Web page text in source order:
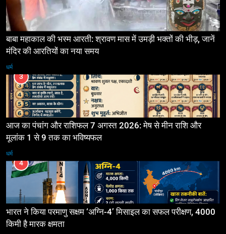
बाबा महाकाल की भस्म आरती: श्रावण मास में उमड़ी भक्तों की भीड़, जानें
मंदिर की आरतियों का नया समय
धर्म
3
आज का पंचांग और राशिफल 7 अगस्त 2026: मेष से मीन राशि और
मूलांक 1 से 9 तक का भविष्यफल
धर्म
4
भारत ने किया परमाणु सक्षम ‘अग्नि-4’ मिसाइल का सफल परीक्षण, 4000
किमी है मारक क्षमता